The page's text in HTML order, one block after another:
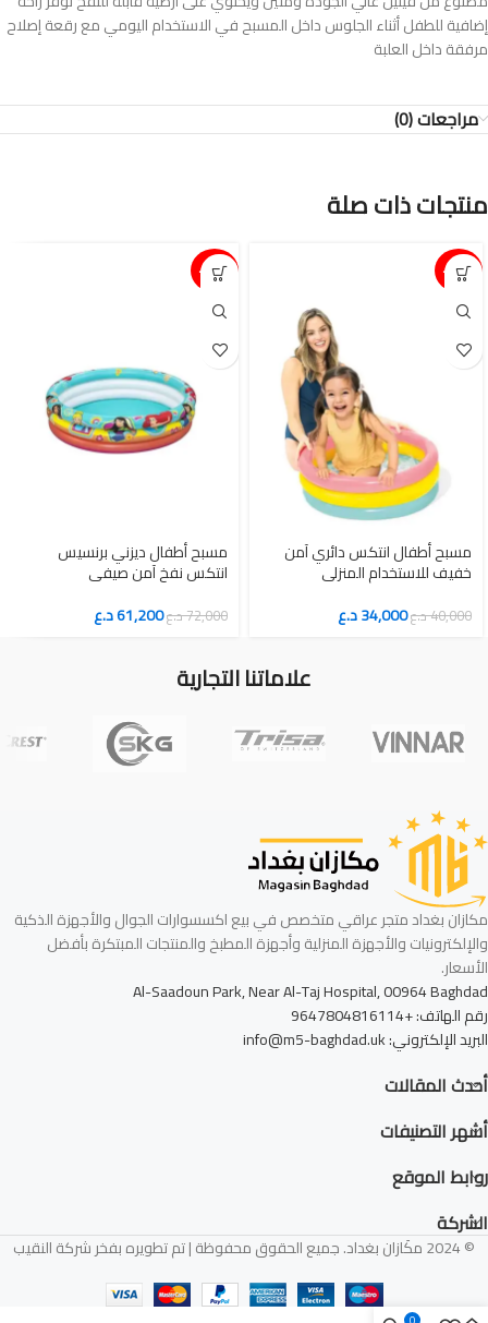
إضافية للطفل أثناء الجلوس داخل المسبح في الاستخدام اليومي مع رقعة إصلاح
مرفقة داخل العلبة
مراجعات (0)
منتجات ذات صلة
15%-
مسبح أطفال انتكس دائري آمن
خفيف للاستخدام المنزلي
40,000د.ع34,000د.ع
15%-
مسبح أطفال ديزني برنسيس
انتكس نفخ آمن صيفي
72,000د.ع61,200د.ع
علاماتنا التجارية
مكازان بغداد متجر عراقي متخصص في بيع اكسسوارات الجوال والأجهزة الذكية
والإلكترونيات والأجهزة المنزلية وأجهزة المطبخ والمنتجات المبتكرة بأفضل
الأسعار.
Al-Saadoun Park, Near Al-Taj Hospital, 00964 Baghdad
رقم الهاتف: +9647804816114
البريد الإلكتروني: info@m5-baghdad.uk
أحدث المقالات
أشهر التصنيفات
روابط الموقع
الشركة
© 2024 مكَازان بغداد. جميع الحقوق محفوظة | تم تطويره بفخر شركة النقيب